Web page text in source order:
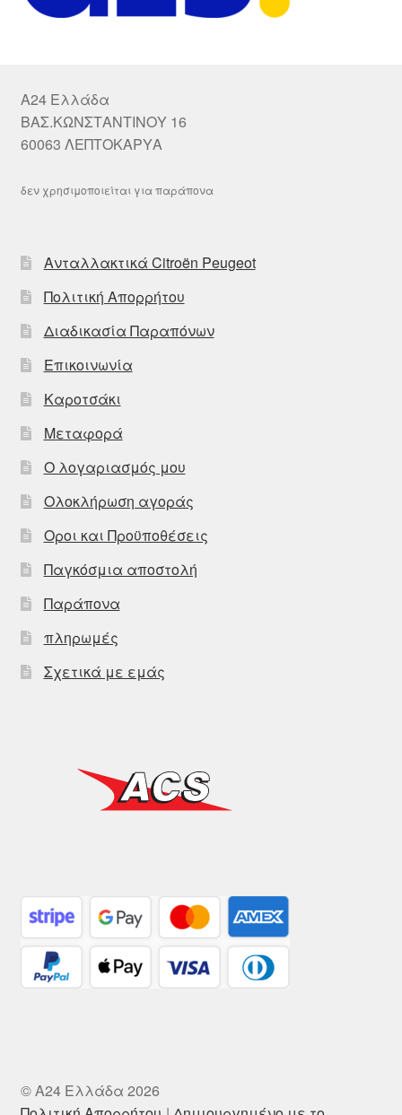
A24 Ελλάδα
ΒΑΣ.ΚΩΝΣΤΑΝΤΙΝΟΥ 16
60063 ΛΕΠΤΟΚΑΡΥΑ
δεν χρησιμοποιείται για παράπονα
Ανταλλακτικά Citroën Peugeot
Πολιτική Απορρήτου
Διαδικασία Παραπόνων
Επικοινωνία
Καροτσάκι
Μεταφορά
Ο λογαριασμός μου
Ολοκλήρωση αγοράς
Οροι και Προϋποθέσεις
Παγκόσμια αποστολή
Παράπονα
πληρωμές
Σχετικά με εμάς
© A24 Ελλάδα 2026